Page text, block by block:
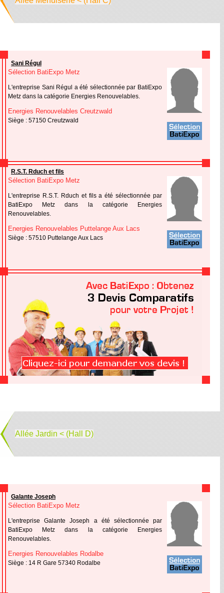
Sani Régul
Sélection BatiExpo Metz
L'entreprise Sani Régul a été sélectionnée par BatiExpo
Metz dans la catégorie Energies Renouvelables.
Energies Renouvelables Creutzwald
Siège : 57150 Creutzwald
R.S.T. Rduch et fils
Sélection BatiExpo Metz
L'entreprise R.S.T. Rduch et fils a été sélectionnée par
BatiExpo Metz dans la catégorie Energies
Renouvelables.
Energies Renouvelables Puttelange Aux Lacs
Siège : 57510 Puttelange Aux Lacs
Allée Jardin < (Hall D)
Galante Joseph
Sélection BatiExpo Metz
L'entreprise Galante Joseph a été sélectionnée par
BatiExpo Metz dans la catégorie Energies
Renouvelables.
Energies Renouvelables Rodalbe
Siège : 14 R Gare 57340 Rodalbe